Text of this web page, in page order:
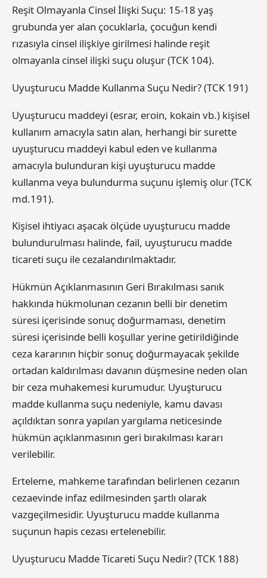
Reşit Olmayanla Cinsel İlişki Suçu: 15-18 yaş
grubunda yer alan çocuklarla, çocuğun kendi
rızasıyla cinsel ilişkiye girilmesi halinde reşit
olmayanla cinsel ilişki suçu oluşur (TCK 104).
Uyuşturucu Madde Kullanma Suçu Nedir? (TCK 191)
Uyuşturucu maddeyi (esrar, eroin, kokain vb.) kişisel
kullanım amacıyla satın alan, herhangi bir surette
uyuşturucu maddeyi kabul eden ve kullanma
amacıyla bulunduran kişi uyuşturucu madde
kullanma veya bulundurma suçunu işlemiş olur (TCK
md.191).
Kişisel ihtiyacı aşacak ölçüde uyuşturucu madde
bulundurulması halinde, fail, uyuşturucu madde
ticareti suçu ile cezalandırılmaktadır.
Hükmün Açıklanmasının Geri Bırakılması sanık
hakkında hükmolunan cezanın belli bir denetim
süresi içerisinde sonuç doğurmaması, denetim
süresi içerisinde belli koşullar yerine getirildiğinde
ceza kararının hiçbir sonuç doğurmayacak şekilde
ortadan kaldırılması davanın düşmesine neden olan
bir ceza muhakemesi kurumudur. Uyuşturucu
madde kullanma suçu nedeniyle, kamu davası
açıldıktan sonra yapılan yargılama neticesinde
hükmün açıklanmasının geri bırakılması kararı
verilebilir.
Erteleme, mahkeme tarafından belirlenen cezanın
cezaevinde infaz edilmesinden şartlı olarak
vazgeçilmesidir. Uyuşturucu madde kullanma
suçunun hapis cezası ertelenebilir.
Uyuşturucu Madde Ticareti Suçu Nedir? (TCK 188)